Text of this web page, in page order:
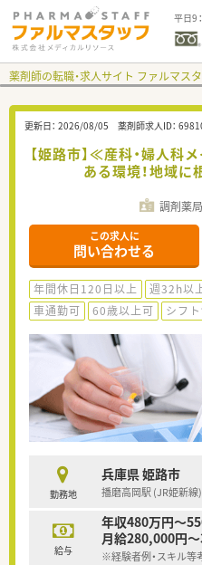
平日9
薬剤師の転職・求人サイト ファルマス
更新日： 2026/08/05 薬剤師求人ID：
【姫路市】≪産科・婦人
ある環境！地域
調剤薬局
この求人に
問い合わせる
年間休日120日以上 週32h以
車通勤可
60歳以上可 シフ
勤務地
兵庫県 姫路市
播磨高岡駅 (JR姫新線)
給与
年収480万円～
月給280,000円
※経験者例・スキル等